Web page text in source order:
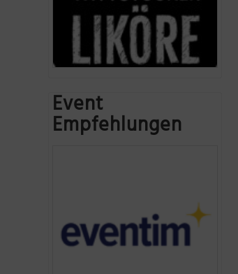
Event
Empfehlungen